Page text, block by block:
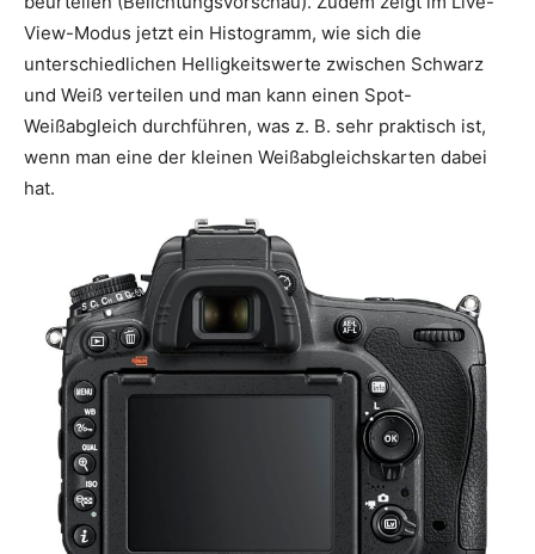
View-Modus jetzt ein Histogramm, wie sich die
unterschiedlichen Helligkeitswerte zwischen Schwarz
und Weiß verteilen und man kann einen Spot-
Weißabgleich durchführen, was z. B. sehr praktisch ist,
wenn man eine der kleinen Weißabgleichskarten dabei
hat.